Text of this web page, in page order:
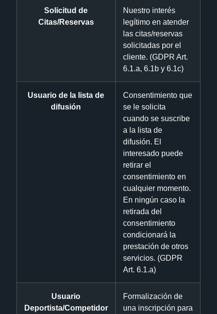
Solicitud de
Citas/Reservas
Nuestro interés
legítimo en atender
las citas/reservas
solicitadas por el
cliente. (GDPR Art.
6.1.a, 6.1b y 6.1c)
Usuario de la lista de
difusión
Consentimiento que
se le solicita
cuando se suscribe
a la lista de
difusión. El
interesado puede
retirar el
consentimiento en
cualquier momento.
En ningún caso la
retirada del
consentimiento
condicionará la
prestación de otros
servicios. (GDPR
Art. 6.1.a)
Usuario
Deportista/Competidor
Formalización de
una inscripción para